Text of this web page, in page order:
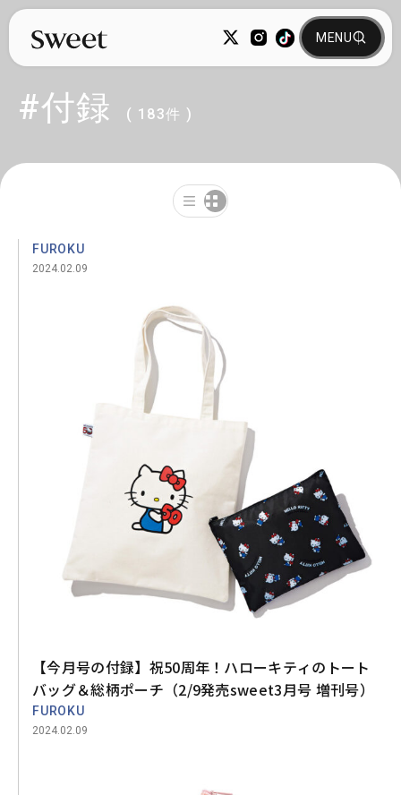
#付録 ( 183件 )
FUROKU
2024.02.09
【今月号の付録】祝50周年！ハローキティのトート
バッグ＆総柄ポーチ（2/9発売sweet3月号 増刊号）
FUROKU
2024.02.09